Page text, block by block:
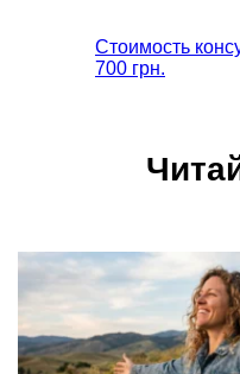
Стоимость
700 грн.